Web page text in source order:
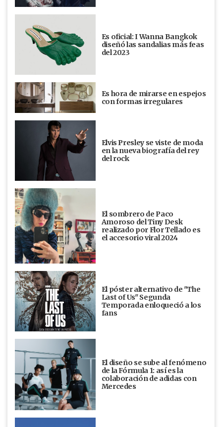
Es oficial: I Wanna Bangkok
diseñó las sandalias más feas
del 2023
Es hora de mirarse en espejos
con formas irregulares
Elvis Presley se viste de moda
en la nueva biografía del rey
del rock
El sombrero de Paco
Amoroso del Tiny Desk
realizado por Flor Tellado es
el accesorio viral 2024
El póster alternativo de "The
Last of Us" Segunda
Temporada enloqueció a los
fans
El diseño se sube al fenómeno
de la Fórmula 1: así es la
colaboración de adidas con
Mercedes